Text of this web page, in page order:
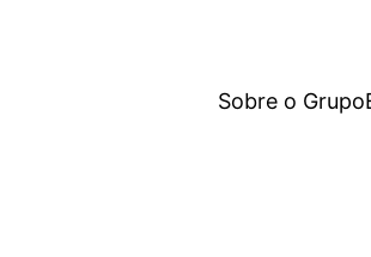
Sobre o Grupo